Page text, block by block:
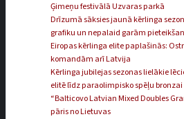
Ģimeņu festivālā Uzvaras parkā
Drīzumā sāksies jaunā kērlinga
grafiku un nepalaid garām
Eiropas kērlinga elite paplašinās:
komandām arī Latvija
Kērlinga jubilejas sezonas lielākie
elitē līdz paraolimpisko spēļu bronzai
“Balticovo Latvian Mixed Doubles
pāris no Lietuvas